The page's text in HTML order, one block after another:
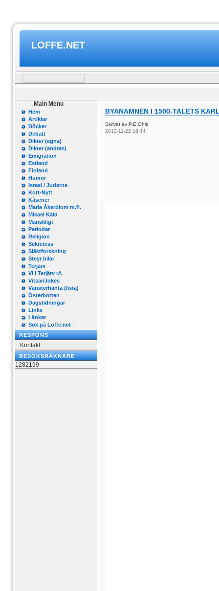
LOFFE.NET
Main Menu
Hem
Artiklar
Böcker
Debatt
Dikter (egna)
Dikter (andras)
Emigration
Estland
Finland
Humor
Israel / Judarna
Kort-Nytt
Kåserier
Maria Åkerblom m.fl.
Mikael Käld
Mänskligt
Perioder
Religion
Sekretess
Släktforskning
Steyr bilar
Terjärv
Vi i Terjärv r.f.
Vitsar/Jokes
Vänsterhänta (lista)
Österbotten
Dagstidningar
Links
Länkar
Sök på Loffe.net
RESPONS
Kontakt
BESÖKSRÄKNARE
1282199
BYANAMNEN I 1500-TALETS
Skrivet av P.E.Ohls
2012-11-22 18:44